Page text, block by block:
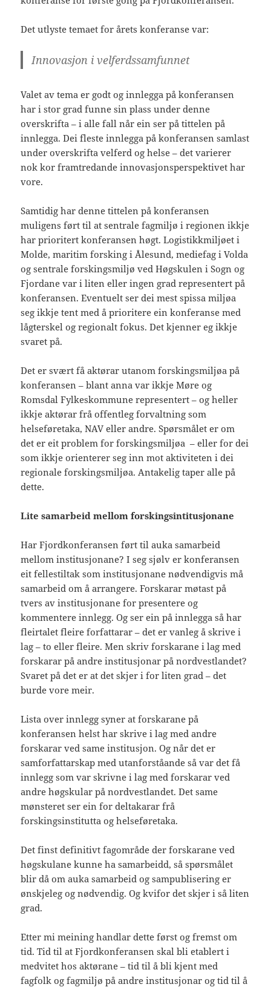
Det utlyste temaet for årets konferanse var:
Innovasjon i velferdssamfunnet
Valet av tema er godt og innlegga på konferansen
har i stor grad funne sin plass under denne
overskrifta – i alle fall når ein ser på tittelen på
innlegga. Dei fleste innlegga på konferansen samlast
under overskrifta velferd og helse – det varierer
nok kor framtredande innovasjonsperspektivet har
vore.
Samtidig har denne tittelen på konferansen
muligens ført til at sentrale fagmiljø i regionen ikkje
har prioritert konferansen høgt. Logistikkmiljøet i
Molde, maritim forsking i Ålesund, mediefag i Volda
og sentrale forskingsmiljø ved Høgskulen i Sogn og
Fjordane var i liten eller ingen grad representert på
konferansen. Eventuelt ser dei mest spissa miljøa
seg ikkje tent med å prioritere ein konferanse med
lågterskel og regionalt fokus. Det kjenner eg ikkje
svaret på.
Det er svært få aktørar utanom forskingsmiljøa på
konferansen – blant anna var ikkje Møre og
Romsdal Fylkeskommune representert – og heller
ikkje aktørar frå offentleg forvaltning som
helseføretaka, NAV eller andre. Spørsmålet er om
det er eit problem for forskingsmiljøa – eller for dei
som ikkje orienterer seg inn mot aktiviteten i dei
regionale forskingsmiljøa. Antakelig taper alle på
dette.
Lite samarbeid mellom forskingsintitusjonane
Har Fjordkonferansen ført til auka samarbeid
mellom institusjonane? I seg sjølv er konferansen
eit fellestiltak som institusjonane nødvendigvis må
samarbeid om å arrangere. Forskarar møtast på
tvers av institusjonane for presentere og
kommentere innlegg. Og ser ein på innlegga så har
fleirtalet fleire forfattarar – det er vanleg å skrive i
lag – to eller fleire. Men skriv forskarane i lag med
forskarar på andre institusjonar på nordvestlandet?
Svaret på det er at det skjer i for liten grad – det
burde vore meir.
Lista over innlegg syner at forskarane på
konferansen helst har skrive i lag med andre
forskarar ved same institusjon. Og når det er
samforfattarskap med utanforståande så var det få
innlegg som var skrivne i lag med forskarar ved
andre høgskular på nordvestlandet. Det same
mønsteret ser ein for deltakarar frå
forskingsinstitutta og helseføretaka.
Det finst definitivt fagområde der forskarane ved
høgskulane kunne ha samarbeidd, så spørsmålet
blir då om auka samarbeid og sampublisering er
ønskjeleg og nødvendig. Og kvifor det skjer i så liten
grad.
Etter mi meining handlar dette først og fremst om
tid. Tid til at Fjordkonferansen skal bli etablert i
medvitet hos aktørane – tid til å bli kjent med
fagfolk og fagmiljø på andre institusjonar og tid til å